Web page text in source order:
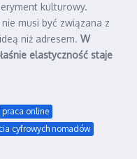
kulturowy.
musi być związana z
niż adresem. W
elastyczność staje
praca online
cyfrowych nomadów